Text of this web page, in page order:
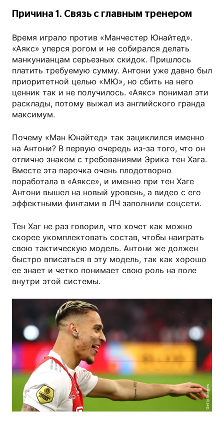
Причина 1. Связь с главным тренером
Время играло против «Манчестер Юнайтед».
«Аякс» уперся рогом и не собирался делать
манкунианцам серьезных скидок. Пришлось
платить требуемую сумму. Антони уже давно был
приоритетной целью «МЮ», но сбить на него
ценник так и не получилось. «Аякс» понимал эти
расклады, потому выжал из английского гранда
максимум.
Почему «Ман Юнайтед» так зациклился именно
на Антони? В первую очередь из-за того, что он
отлично знаком с требованиями Эрика тен Хага.
Вместе эта парочка очень плодотворно
поработала в «Аяксе», и именно при тен Хаге
Антони вышел на новый уровень, а видео с его
эффектными финтами в ЛЧ заполнили соцсети.
Тен Хаг не раз говорил, что хочет как можно
скорее укомплектовать состав, чтобы наиграть
свою тактическую модель. Антони же должен
быстро вписаться в эту модель, так как хорошо
ее знает и четко понимает свою роль на поле
внутри этой системы.
Getty Images